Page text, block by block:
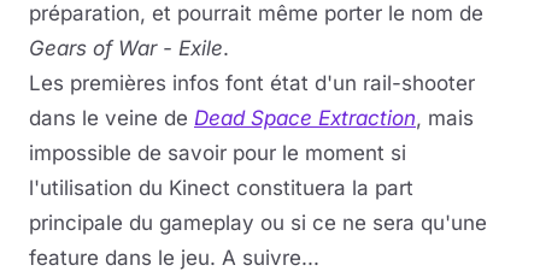
préparation, et pourrait même porter le nom de
Gears of War - Exile.
Les premières infos font état d'un rail-shooter
dans le veine de Dead Space Extraction, mais
impossible de savoir pour le moment si
l'utilisation du Kinect constituera la part
principale du gameplay ou si ce ne sera qu'une
feature dans le jeu. A suivre...